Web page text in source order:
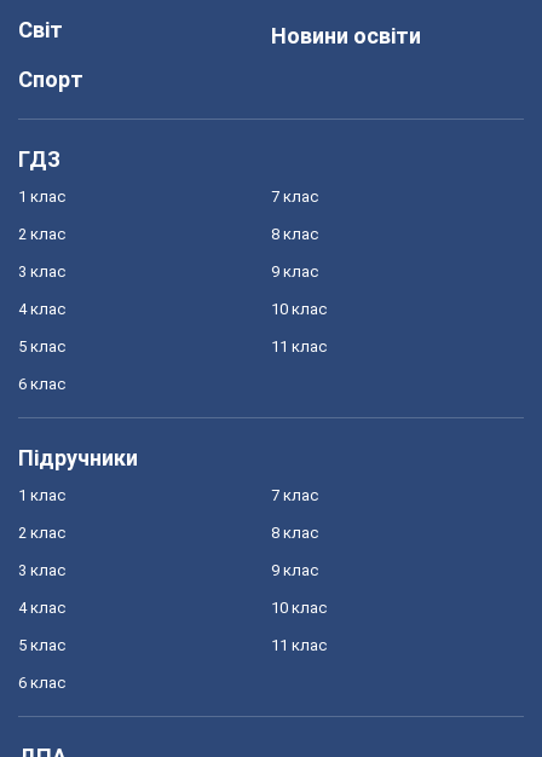
Світ
Спорт
Новини освіти
ГДЗ
1 клас
2 клас
3 клас
4 клас
5 клас
6 клас
7 клас
8 клас
9 клас
10 клас
11 клас
Підручники
1 клас
2 клас
3 клас
4 клас
5 клас
6 клас
7 клас
8 клас
9 клас
10 клас
11 клас